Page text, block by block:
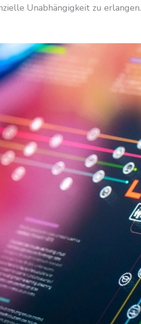
Unabhängigkeit zu erlangen.